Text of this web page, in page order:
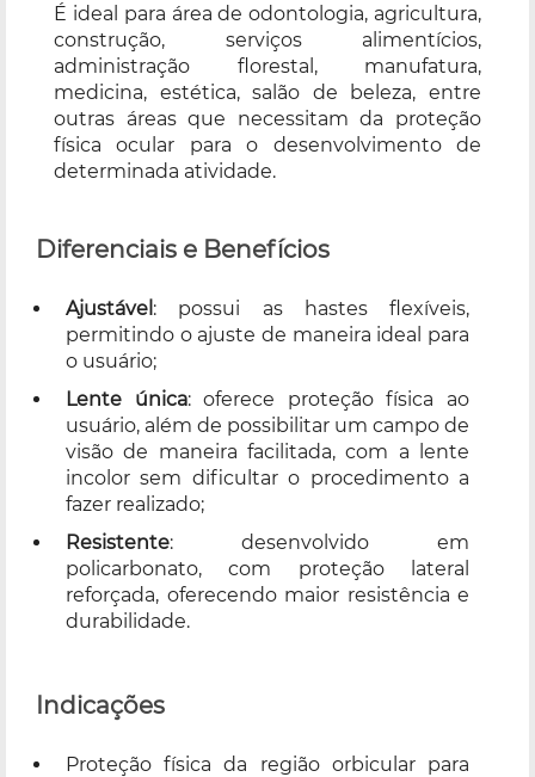
É ideal para área de odontologia, agricultura,
construção, serviços alimentícios,
administração florestal, manufatura,
medicina, estética, salão de beleza, entre
outras áreas que necessitam da proteção
física ocular para o desenvolvimento de
determinada atividade.
Diferenciais e Benefícios
Ajustável : possui as hastes flexíveis,
permitindo o ajuste de maneira ideal para
o usuário;
Lente única: oferece proteção física ao
usuário, além de possibilitar um campo de
visão de maneira facilitada, com a lente
incolor sem dificultar o procedimento a
fazer realizado;
Resistente: desenvolvido em
policarbonato, com proteção lateral
reforçada, oferecendo maior resistência e
durabilidade.
Indicações
Proteção física da região orbicular para